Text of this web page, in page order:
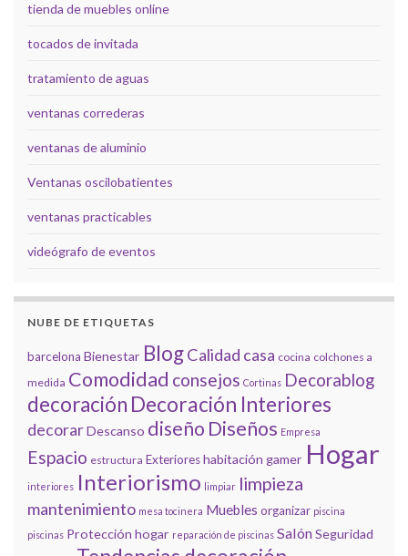
tienda de muebles online
tocados de invitada
tratamiento de aguas
ventanas correderas
ventanas de aluminio
Ventanas oscilobatientes
ventanas practicables
videógrafo de eventos
NUBE DE ETIQUETAS
barcelona Bienestar BlogCalidad casa cocina colchones a
medida Comodidad consejos Cortinas Decorablog
decoración Decoración Interiores
decorarDescanso diseño Diseños Empresa
Espacio estructura Exterioreshabitación gamer Hogar
interiores Interiorismo limpiar limpieza
mantenimiento mesa tocinera Muebles organizar piscina
piscinas Protección hogar reparación de piscinas SalónSeguridad